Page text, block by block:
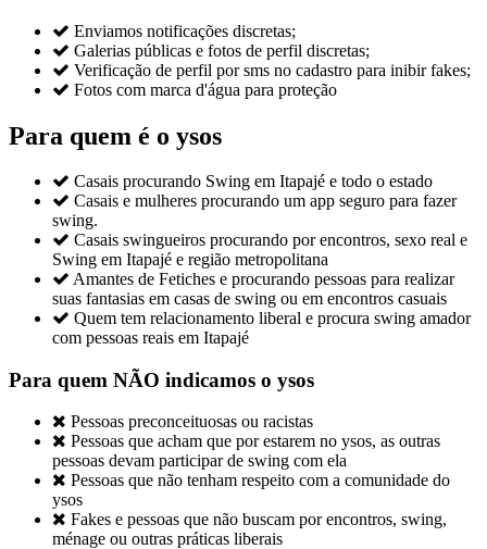
 Enviamos notificações discretas;
 Galerias públicas e fotos de perfil discretas;
 Verificação de perfil por sms no cadastro para inibir fakes;
 Fotos com marca d'água para proteção
Para quem é o ysos
 Casais procurando Swing em Itapajé e todo o estado
 Casais e mulheres procurando um app seguro para fazer
swing.
 Casais swingueiros procurando por encontros, sexo real e
Swing em Itapajé e região metropolitana
 Amantes de Fetiches e procurando pessoas para realizar
suas fantasias em casas de swing ou em encontros casuais
 Quem tem relacionamento liberal e procura swing amador
com pessoas reais em Itapajé
Para quem NÃO indicamos o ysos
 Pessoas preconceituosas ou racistas
 Pessoas que acham que por estarem no ysos, as outras
pessoas devam participar de swing com ela
 Pessoas que não tenham respeito com a comunidade do
ysos
 Fakes e pessoas que não buscam por encontros, swing,
ménage ou outras práticas liberais